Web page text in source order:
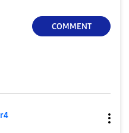
COMMENT
r4